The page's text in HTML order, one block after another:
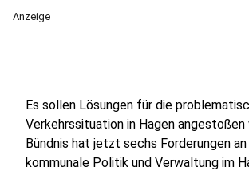
Anzeige
Es sollen Lösungen für die
Verkehrssituation in Hagen angestoßen
Bündnis hat jetzt sechs Forderungen
kommunale Politik und Verwaltung im